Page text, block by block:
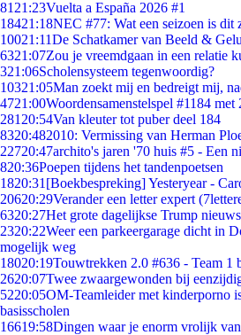
81 21:23Vuelta a España 2026 #1
18421:18NEC #77: Wat een seizoen is dit
10021:11De Schatkamer van Beeld &
6321:07Zou je vreemdgaan in een relatie
321:06Scholensysteem tegenwoordig?
10321:05Man zoekt mij en bedreigt mij,
4721:00Woordensamenstelspel #1184
281 20:54Van kleuter tot puber deel 184
8320:482010: Vermissing van Herman
22720:47archito's jaren '70 huis #5 - Een
820:36Poepen tijdens het tandenpoetsen
1820:31 [Boekbespreking] Yesteryear -
20620:29Verander een letter expert
6320:27Het grote dagelijkse Trump
2320:22Weer een parkeergarage dicht in
mogelijk weg
18020:19Touwtrekken 2.0 #636 - Team 1
2620:07Twee zwaargewonden bij
5220:05OM-Teamleider met kinderporno
basisscholen
16619:58Dingen waar je enorm vrolijk